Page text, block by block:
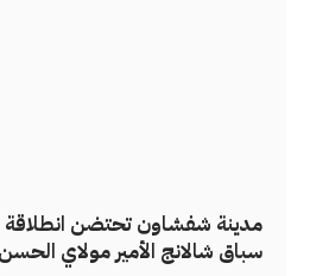
مدينة شفشاون تحتضن انطلاقة
سباق شالانج الأمير مولاي